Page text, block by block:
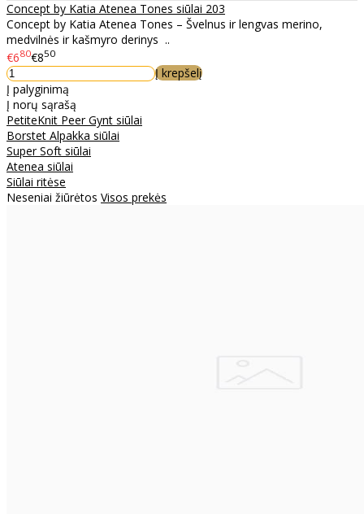
Concept by Katia Atenea Tones siūlai 203
Concept by Katia Atenea Tones – Švelnus ir lengvas merino,
medvilnės ir kašmyro derinys ..
€680€850
Į krepšelį
Į palyginimą
Į norų sąrašą
PetiteKnit Peer Gynt siūlai
Borstet Alpakka siūlai
Super Soft siūlai
Atenea siūlai
Siūlai ritėse
Neseniai žiūrėtos Visos prekės